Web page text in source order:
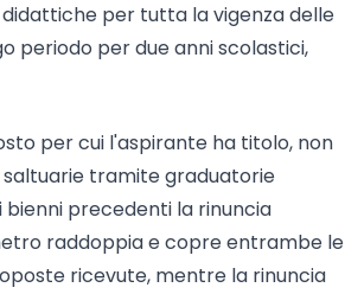
per tutta la vigenza delle
periodo per due anni scolastici,
per cui l'aspirante ha titolo, non
saltuarie tramite graduatorie
precedenti la rinuncia
raddoppia e copre entrambe le
ricevute, mentre la rinuncia